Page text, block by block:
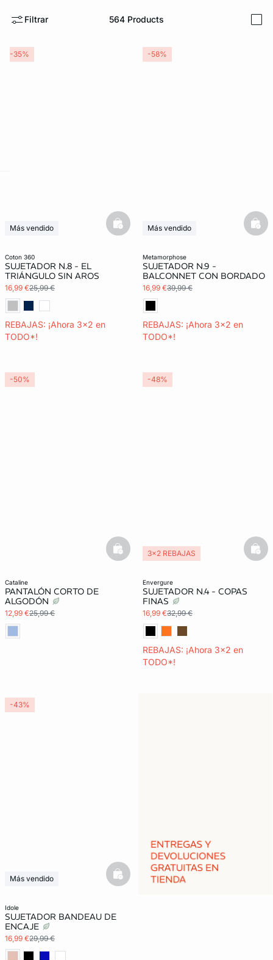
Filtrar 564 Products
coton 360
SUJETADOR N.8 - EL
TRIÁNGULO SIN AROS
16,99 €25,99 €
REBAJAS: ¡Ahora 3x2 en
TODO*!
Más vendido
Exclu Web
basketfull
-35%
metamorphose
SUJETADOR N.9 -
BALCONNET CON BORDADO
16,99 €39,99 €
REBAJAS: ¡Ahora 3x2 en
TODO*!
Más vendido
-58%
cataline
PANTALÓN CORTO DE
ALGODÓN
12,99 €25,99 €
basketfull
-50%
envergure
SUJETADOR N.4 - COPAS
FINAS
16,99 €32,99 €
REBAJAS: ¡Ahora 3x2 en
TODO*!
3x2 REBAJAS
-48%
idole
SUJETADOR BANDEAU DE
ENCAJE
16,99 €29,99 €
Más vendido
basketfull
-43%